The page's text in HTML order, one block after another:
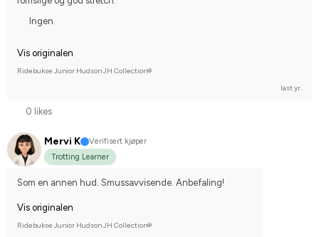
Ingen
Vis originalen
Ridebukse Junior Hudson JH Collection®
last yr.
0 likes
Mervi K
Verifisert kjøper
Trotting Learner
Som en annen hud. Smussavvisende. Anbefaling!
Vis originalen
Ridebukse Junior Hudson JH Collection®